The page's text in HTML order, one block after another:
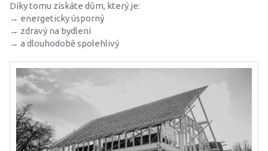
Díky tomu získáte dům, který je:
→ energeticky úsporný
→ zdravý na bydlení
→ a dlouhodobě spolehlivý